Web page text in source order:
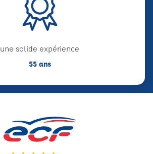
une solide expérience
55 ans